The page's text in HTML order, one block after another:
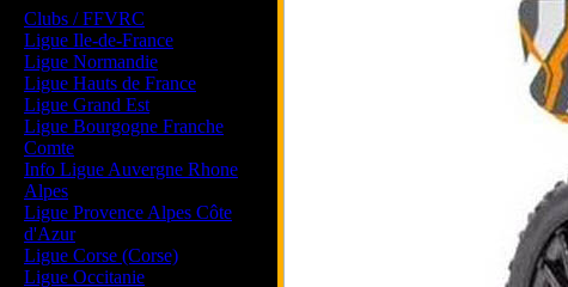
Clubs / FFVRC
Ligue Ile-de-France
Ligue Normandie
Ligue Hauts de France
Ligue Grand Est
Ligue Bourgogne Franche
Comte
Info Ligue Auvergne Rhone
Alpes
Ligue Provence Alpes Côte
d'Azur
Ligue Corse (Corse)
Ligue Occitanie